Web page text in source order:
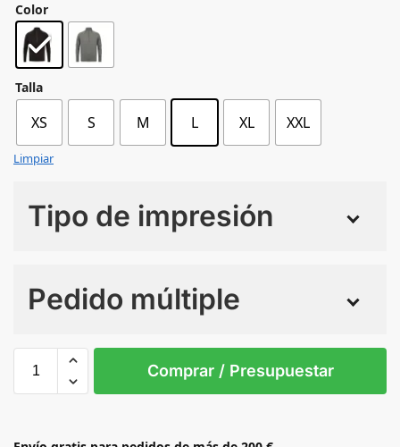
Color
Talla
XS S M L XL XXL
Limpiar
Tipo de impresión
Pedido múltiple
L
GREY
Comprar / Presupuestar